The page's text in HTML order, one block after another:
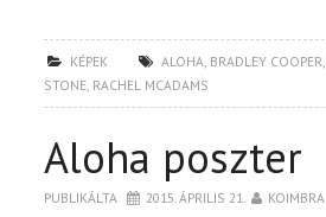
KÉPEK ALOHA, BRADLEY COOPER,
STONE, RACHEL MCADAMS
Aloha poszter
PUBLIKÁLTA 2015. ÁPRILIS 21. KOIMBRA